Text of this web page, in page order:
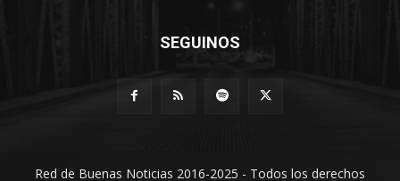
SEGUINOS
Red de Buenas Noticias 2016-2025 - Todos los derechos